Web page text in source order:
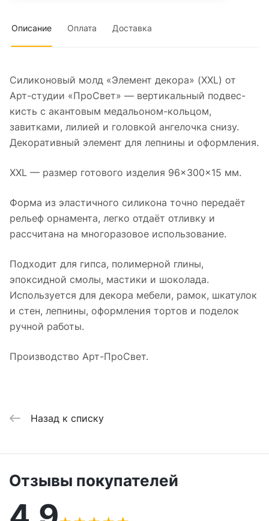
Описание Оплата Доставка
Силиконовый молд «Элемент декора» (XXL) от
Арт-студии «ПроСвет» — вертикальный подвес-
кисть с акантовым медальоном-кольцом,
завитками, лилией и головкой ангелочка снизу.
Декоративный элемент для лепнины и оформления.
XXL — размер готового изделия 96×300×15 мм.
Форма из эластичного силикона точно передаёт
рельеф орнамента, легко отдаёт отливку и
рассчитана на многоразовое использование.
Подходит для гипса, полимерной глины,
эпоксидной смолы, мастики и шоколада.
Используется для декора мебели, рамок, шкатулок
и стен, лепнины, оформления тортов и поделок
ручной работы.
Производство Арт-ПроСвет.
Назад к списку
Отзывы покупателей